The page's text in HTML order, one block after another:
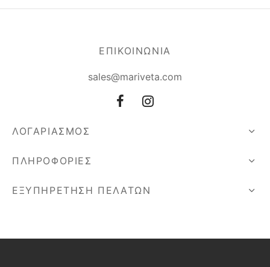
ΕΠΙΚΟΙΝΩΝΙΑ
sales@mariveta.com
ΛΟΓΑΡΙΑΣΜΟΣ
ΠΛΗΡΟΦΟΡΙΕΣ
ΕΞΥΠΗΡΕΤΗΣΗ ΠΕΛΑΤΩΝ